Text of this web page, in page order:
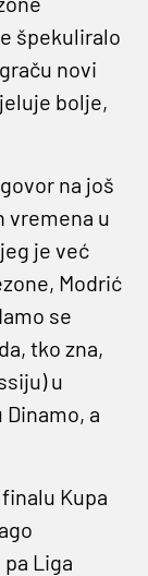
špekuliralo
novi
bolje,
na još
vremena u
je već
Modrić
se
tko zna,
u
a
Kupa
Liga